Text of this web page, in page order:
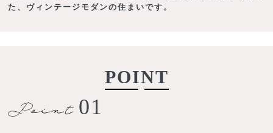
た、ヴィンテージモダンの住まいです。
POINT
01